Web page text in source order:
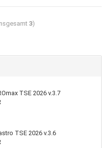
3)
TSE 2026 v.3.7
TSE 2026 v.3.6